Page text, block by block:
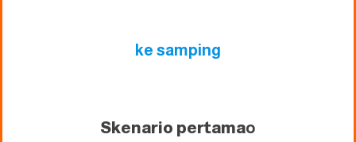
ke samping
Skenario pertamao